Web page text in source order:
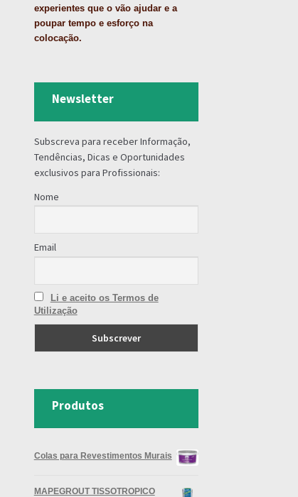
experientes que o vão ajudar e a
poupar tempo e esforço na
colocação.
Newsletter
Subscreva para receber Informação,
Tendências, Dicas e Oportunidades
exclusivos para Profissionais:
Nome
Email
Li e aceito os Termos de
Utilização
Produtos
Colas para Revestimentos Murais
MAPEGROUT TISSOTROPICO